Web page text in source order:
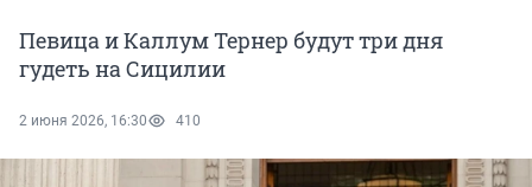
Певица и Каллум Тернер будут три дня
гудеть на Сицилии
2 июня 2026, 16:30 410